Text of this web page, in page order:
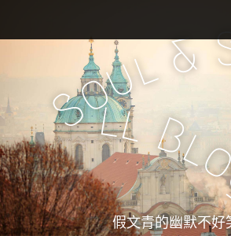
e
n
u
i
c
n
t
e
n
t
Soul&
ll Bl
假文青的幽默不好